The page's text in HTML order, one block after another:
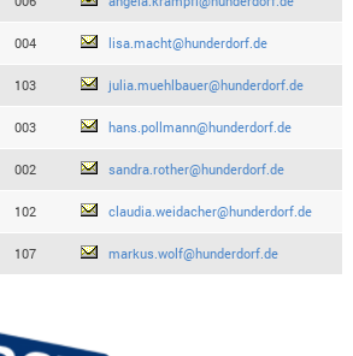
004 lisa.macht@hunderdorf.de
103 julia.muehlbauer@hunderdorf.de
003 hans.pollmann@hunderdorf.de
002 sandra.rother@hunderdorf.de
102 claudia.weidacher@hunderdorf.de
107 markus.wolf@hunderdorf.de